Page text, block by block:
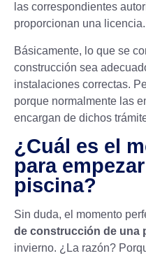
las correspondientes
proporcionan una licencia.
Básicamente, lo que se
construcción sea
instalaciones correctas.
porque normalmente las
encargan de dichos
¿Cuál es el
para
piscina?
Sin duda, el momento
de construcción de una
invierno. ¿La razón?